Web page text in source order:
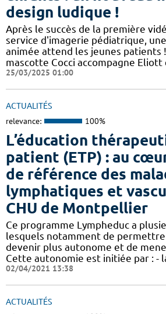
design ludique !
Après le succès de la première
service d'imagerie pédiatrique,
animée attend les jeunes patients
mascotte Cocci accompagne Eliott
25/03/2025 01:00
ACTUALITÉS
relevance: 100%
L’éducation
patient (ETP) : au
de référence des
lymphatiques et
CHU de Montpellier
Ce programme Lympheduc a
lesquels notamment de
devenir plus autonome et de
Cette autonomie est initiée par : -
02/04/2021 13:38
ACTUALITÉS